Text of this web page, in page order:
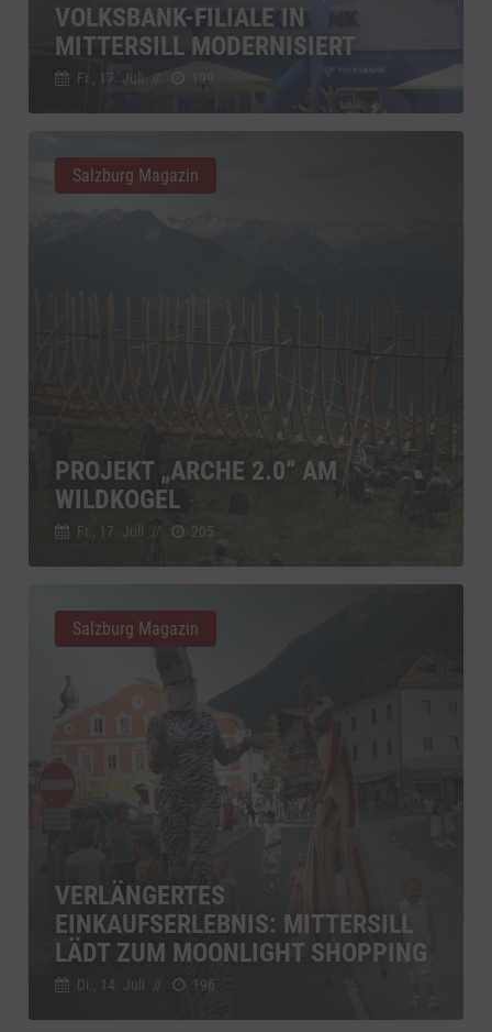
VOLKSBANK-FILIALE IN
MITTERSILL MODERNISIERT
Fr., 17. Juli // 199
PROJEKT „ARCHE 2.0“ AM
WILDKOGEL
Fr., 17. Juli // 205
Salzburg Magazin
VERLÄNGERTES
EINKAUFSERLEBNIS: MITTERSILL
LÄDT ZUM MOONLIGHT SHOPPING
Di., 14. Juli // 196
Salzburg Magazin